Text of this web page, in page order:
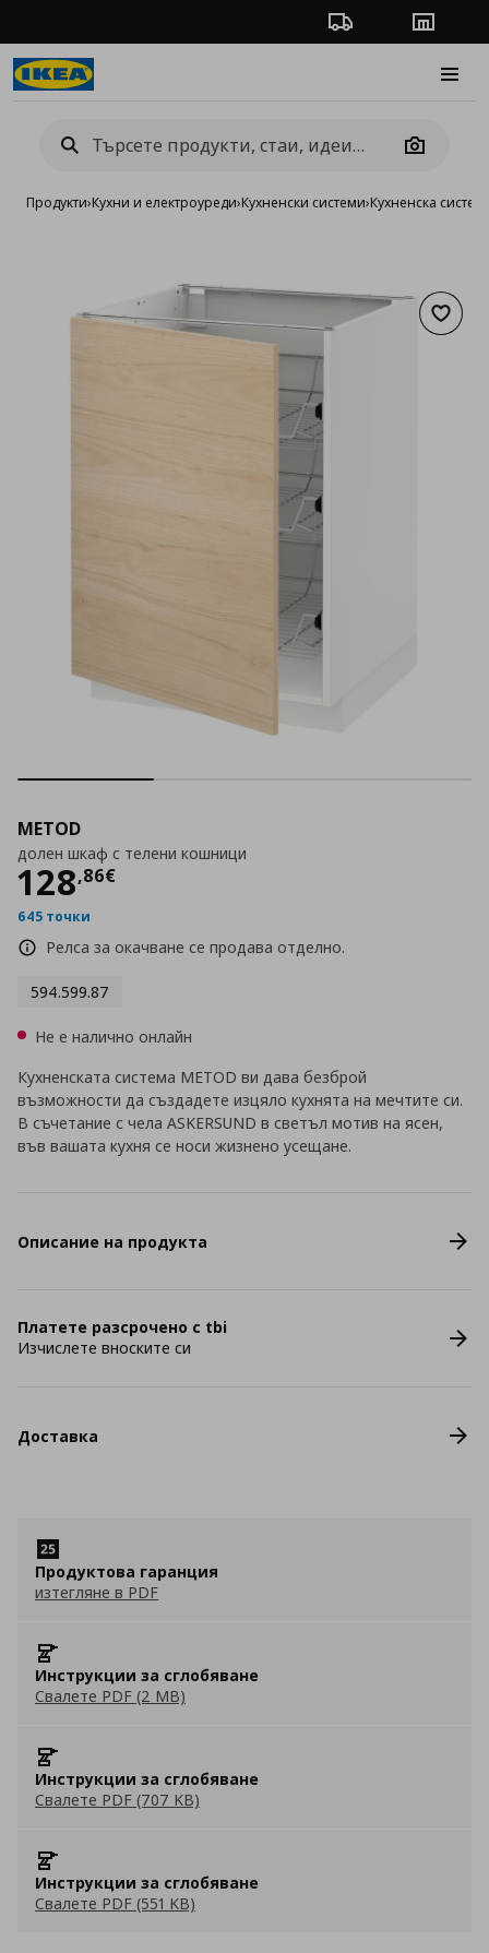
Проследяване на
Camera
Продукти›Кухни и електроуреди›Кухненски системи›Кухненска
METOD
долен шкаф с телени кошници
128,86€
Цена
645 точки
Релса за окачване се продава отделно.
594.599.87
Не е налично онлайн
Кухненската система METOD ви дава безброй
възможности да създадете изцяло кухнята на мечтите си.
В съчетание с чела ASKERSUND в светъл мотив на ясен,
във вашата кухня се носи жизнено усещане.
Описание на продукта
Платете разсрочено с tbi
Изчислете вноските си
Доставка
Продуктова гаранция
изтегляне в PDF
Инструкции за сглобяване
Свалете PDF (2 MB)
Инструкции за сглобяване
Свалете PDF (707 KB)
Инструкции за сглобяване
Свалете PDF (551 KB)